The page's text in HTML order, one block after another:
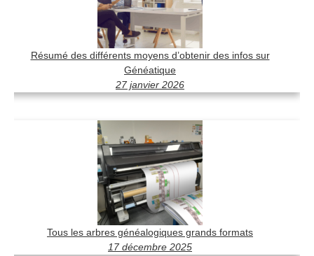
Résumé des différents moyens d’obtenir des infos sur
Généatique
27 janvier 2026
Tous les arbres généalogiques grands formats
17 décembre 2025